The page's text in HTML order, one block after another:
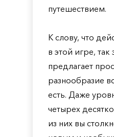
путешествием.
К слову, что
в этой игре, так
предлагает
разнообразие
есть. Даже
четырех
из них вы